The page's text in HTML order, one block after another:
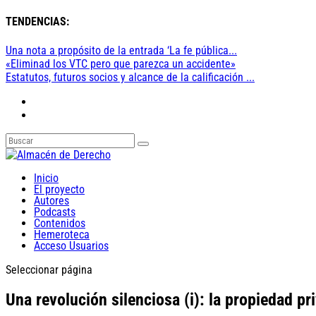
TENDENCIAS:
Una nota a propósito de la entrada ‘La fe pública...
«Eliminad los VTC pero que parezca un accidente»
Estatutos, futuros socios y alcance de la calificación ...
Inicio
El proyecto
Autores
Podcasts
Contenidos
Hemeroteca
Acceso Usuarios
Seleccionar página
Una revolución silenciosa (i): la propiedad